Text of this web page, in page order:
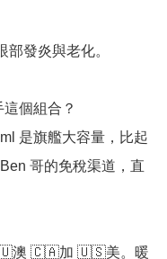
發炎與老化。
個組合？
是旗艦大容量，比起
哥的免稅渠道，直
澳 🇨🇦加 🇺🇸美。暖